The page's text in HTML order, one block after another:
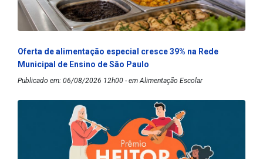
Oferta de alimentação especial cresce 39% na Rede
Municipal de Ensino de São Paulo
Publicado em: 06/08/2026 12h00 - em Alimentação Escolar